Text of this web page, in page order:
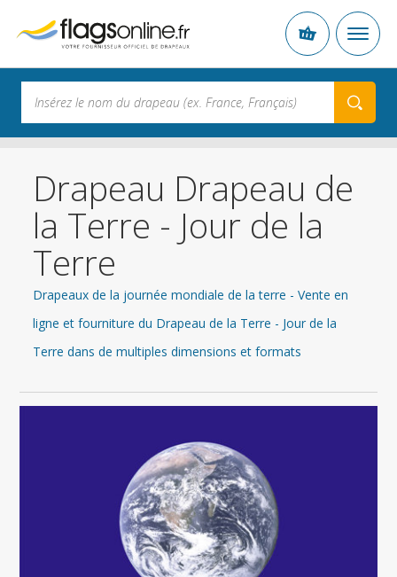
Drapeau Drapeau de
la Terre - Jour de la
Terre
Drapeaux de la journée mondiale de la terre - Vente en
ligne et fourniture du Drapeau de la Terre - Jour de la
Terre dans de multiples dimensions et formats